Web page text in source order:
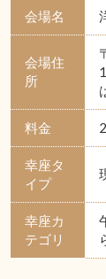
会場名
会場住
所
料金
幸座タ
イプ
幸座カ
テゴリ